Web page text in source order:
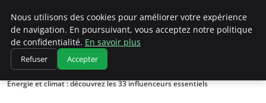
Climatedebtagents
Accueil
Énergies Renouvelables
Énergie et climat : découvrez les 33 influenceurs essentiels
Nous utilisons des cookies pour améliorer votre expérience
de navigation. En poursuivant, vous acceptez notre politique
de confidentialité. En savoir plus
Refuser Accepter